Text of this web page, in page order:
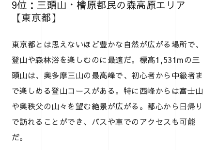
9位：三頭山・檜原都民の森高原エリア
【東京都】
東京都とは思えないほど豊かな自然が広がる場所で、
登山や森林浴を楽しむのに最適だ。標高1,531mの三
頭山は、奥多摩三山の最高峰で、初心者から中級者ま
で楽しめる登山コースがある。特に西峰からは富士山
や奥秩父の山々を望む絶景が広がる。都心から日帰り
で訪れることができ、バスや車でのアクセスも可能
だ。